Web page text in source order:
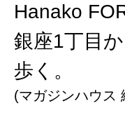
Hanako
銀座1丁目
歩く。
(マガジンハウス